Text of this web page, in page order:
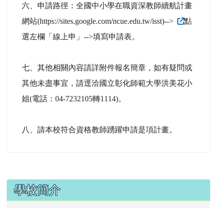
六、申請路徑：全國中小學在職資深教師續航計畫
網站(https://sites.google.com/ncue.edu.tw/isst)-->
點
選左欄「線上申」-->填寫申請表。
七、其他相關內容請詳附件報名簡章，如有疑問或
其他未盡事宜，請逕洽國立彰化師範大學洪美花小
姐(電話：04-7232105轉1114)。
八、請本校符合資格教師踴躍申請是項計畫。
左邊區域內容
學校簡介